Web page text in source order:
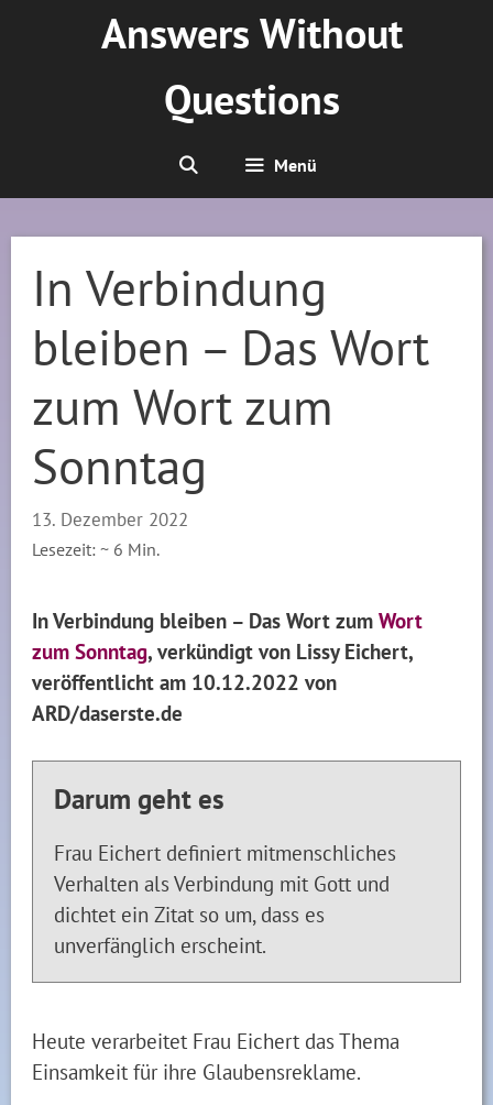
Answers Without
Questions
Menü
In Verbindung
bleiben – Das Wort
zum Wort zum
Sonntag
13. Dezember 2022
Lesezeit: ~ 6 Min.
In Verbindung bleiben – Das Wort zumWort
zum Sonntag, verkündigt von Lissy Eichert,
veröffentlicht am 10.12.2022 von
ARD/daserste.de
Darum geht es
Frau Eichert definiert mitmenschliches
Verhalten als Verbindung mit Gott und
dichtet ein Zitat so um, dass es
unverfänglich erscheint.
Heute verarbeitet Frau Eichert das Thema
Einsamkeit für ihre Glaubensreklame.